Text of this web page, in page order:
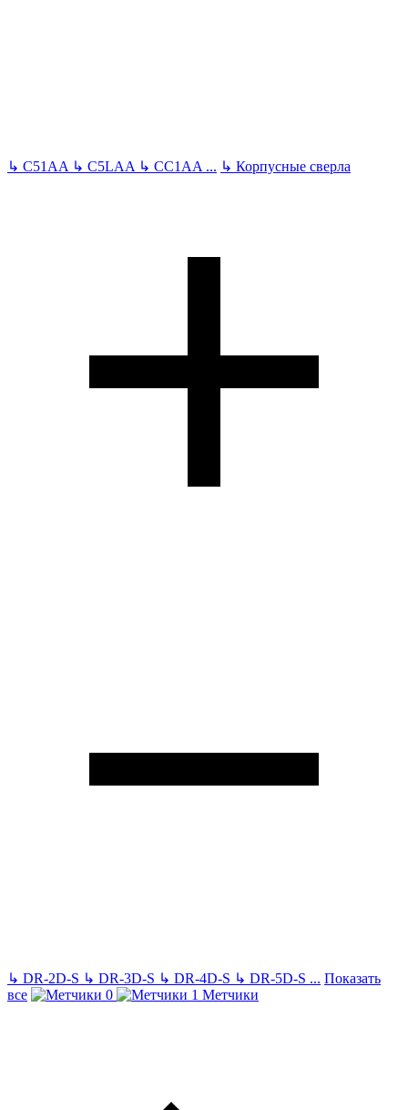
↳ C51AA ↳ C5LAA ↳ CC1AA ... ↳ Корпусные сверла
↳ DR-2D-S ↳ DR-3D-S ↳ DR-4D-S ↳ DR-5D-S ... Показать
все
Метчики